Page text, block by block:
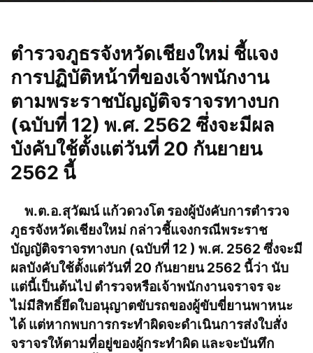
ตำรวจภูธรจังหวัดเชียงใหม่ ชี้แจง
การปฏิบัติหน้าที่ของเจ้าพนักงาน
ตามพระราชบัญญัติจราจรทางบก
(ฉบับที่ 12) พ.ศ. 2562 ซึ่งจะมีผล
บังคับใช้ตั้งแต่วันที่ 20 กันยายน
2562 นี้
พ.ต.อ.สุวัฒน์ แก้วดวงโต รองผู้บังคับการตำรวจ
ภูธรจังหวัดเชียงใหม่ กล่าวชี้แจงกรณีพระราช
บัญญัติจราจรทางบก (ฉบับที่ 12 ) พ.ศ. 2562 ซึ่งจะมี
ผลบังคับใช้ตั้งแต่วันที่ 20 กันยายน 2562 นี้ว่า นับ
แต่นี้เป็นต้นไป ตำรวจหรือเจ้าพนักงานจราจร จะ
ไม่มีสิทธิ์ยึดใบอนุญาตขับรถของผู้ขับขี่ยานพาหนะ
ได้ แต่หากพบการกระทำผิดจะดำเนินการส่งใบสั่ง
จราจรให้ตามที่อยู่ของผู้กระทำผิด และจะบันทึก